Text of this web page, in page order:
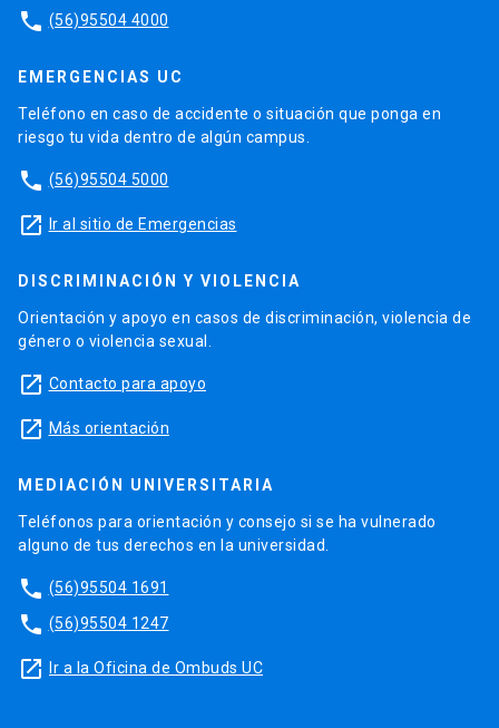
phone (56)95504 4000
EMERGENCIAS UC
Teléfono en caso de accidente o situación que ponga en
riesgo tu vida dentro de algún campus.
phone (56)95504 5000
launch Ir al sitio de Emergencias
DISCRIMINACIÓN Y VIOLENCIA
Orientación y apoyo en casos de discriminación, violencia de
género o violencia sexual.
launch Contacto para apoyo
launch Más orientación
MEDIACIÓN UNIVERSITARIA
Teléfonos para orientación y consejo si se ha vulnerado
alguno de tus derechos en la universidad.
phone (56)95504 1691
phone (56)95504 1247
launch Ir a la Oficina de Ombuds UC